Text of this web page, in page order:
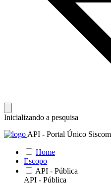
Inicializando a pesquisa
API - Portal Único
Home
Escopo
API - Pública
API - Pública